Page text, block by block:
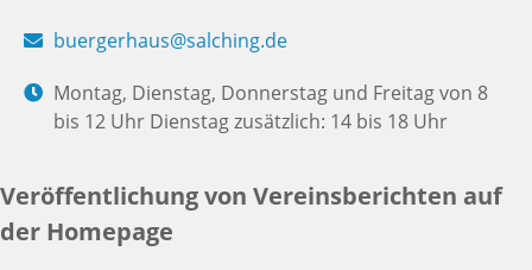
buergerhaus@salching.de
Montag, Dienstag, Donnerstag und Freitag von 8
bis 12 Uhr Dienstag zusätzlich: 14 bis 18 Uhr
Veröffentlichung von Vereinsberichten auf
der Homepage